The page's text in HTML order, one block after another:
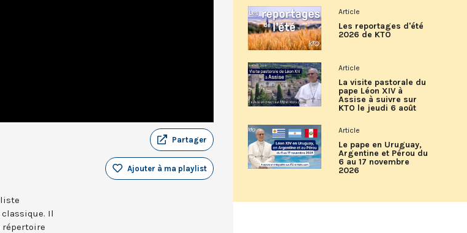
Partager
Ajouter à ma playlist
Il
répertoire
Article
Les reportages d'été
2026 de KTO
Article
La visite pastorale du
pape Léon XIV à
Assise à suivre sur
KTO le jeudi 6 août
Article
Le pape en Uruguay,
Argentine et Pérou du
6 au 17 novembre
2026